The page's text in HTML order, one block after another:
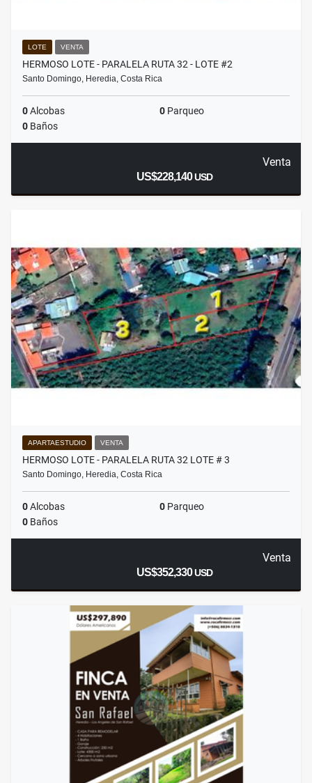
LOTE VENTA
HERMOSO LOTE - PARALELA RUTA 32 - LOTE #2
Santo Domingo, Heredia, Costa Rica
0Alcobas 0 Parqueo
0 Baños
Venta
US$228,140USD
APARTAESTUDIO VENTA
HERMOSO LOTE - PARALELA RUTA 32 LOTE # 3
Santo Domingo, Heredia, Costa Rica
0Alcobas 0 Parqueo
0 Baños
Venta
US$352,330USD